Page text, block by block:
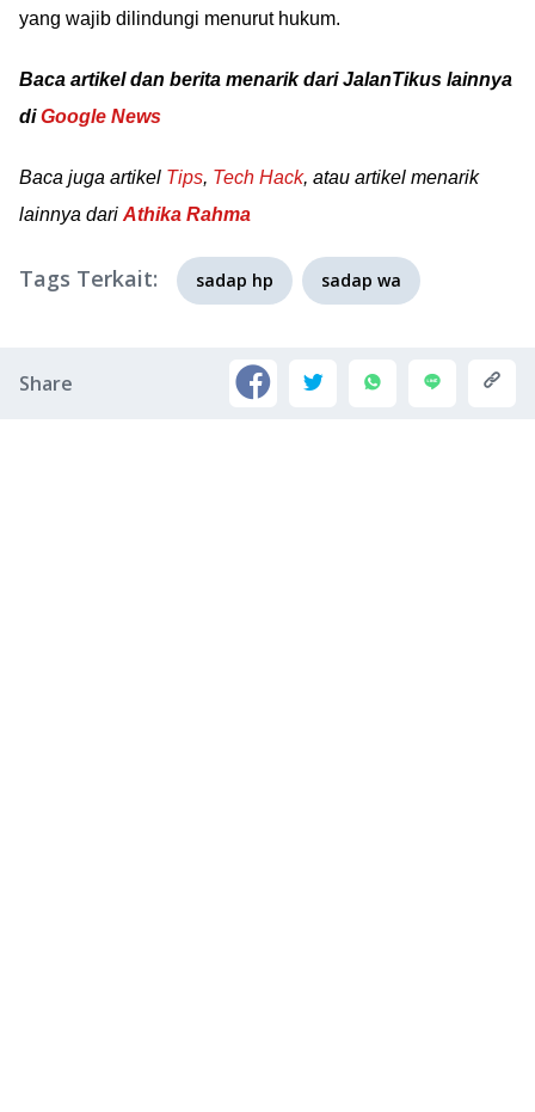
yang wajib dilindungi menurut hukum.
Baca artikel dan berita menarik dari JalanTikus lainnya
diGoogle News
Baca juga artikel Tips, Tech Hack, atau artikel menarik
lainnya dariAthika Rahma
Tags Terkait: sadap hp sadap wa
Share